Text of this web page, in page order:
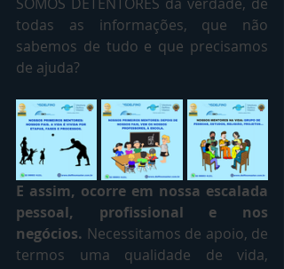
SOMOS DETENTORES da verdade, de
todas as informações, que não
sabemos de tudo e que precisamos
de ajuda?
E assim, ocorre em nossa escalada
pessoal, profissional e nos
negócios. Necessitamos de apoio, de
termos uma qualidade de vida,